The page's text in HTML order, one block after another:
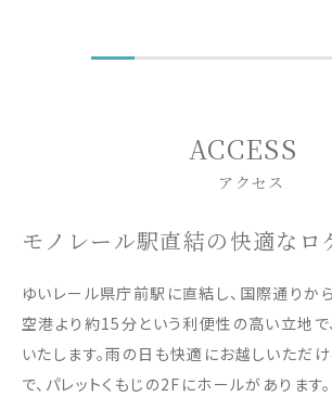
ACCESS
アクセス
モノレール駅直結の快適なロ
ゆいレール県庁前駅に直結し、国際通りか
空港より約15分という利便性の高い立地で
いたします。雨の日も快適にお越しいただ
で、パレットくもじの2Fにホールがあります